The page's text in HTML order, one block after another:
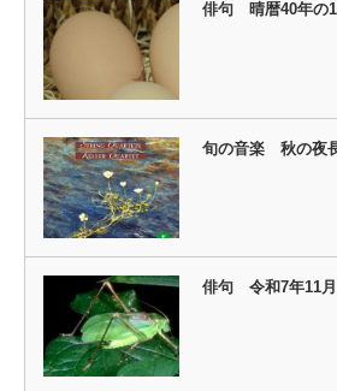
俳句 晴暦40年の1
旬の音楽 秋の夜
俳句 令和7年11月